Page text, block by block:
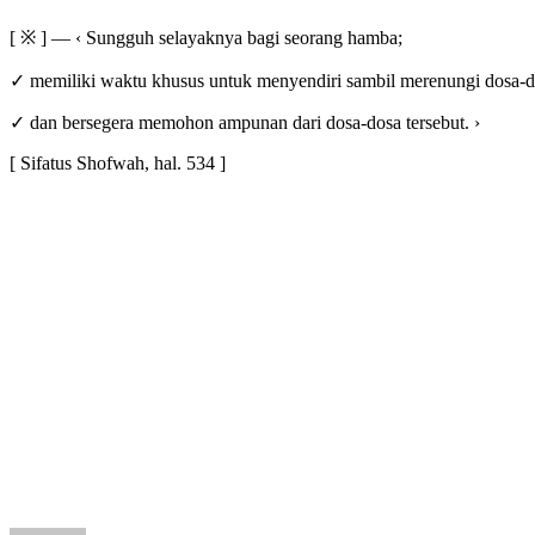
[ ※ ] — ‹ Sungguh selayaknya bagi seorang hamba;
✓ memiliki waktu khusus untuk menyendiri sambil merenungi dosa-
✓ dan bersegera memohon ampunan dari dosa-dosa tersebut. ›
[ Sifatus Shofwah, hal. 534 ]